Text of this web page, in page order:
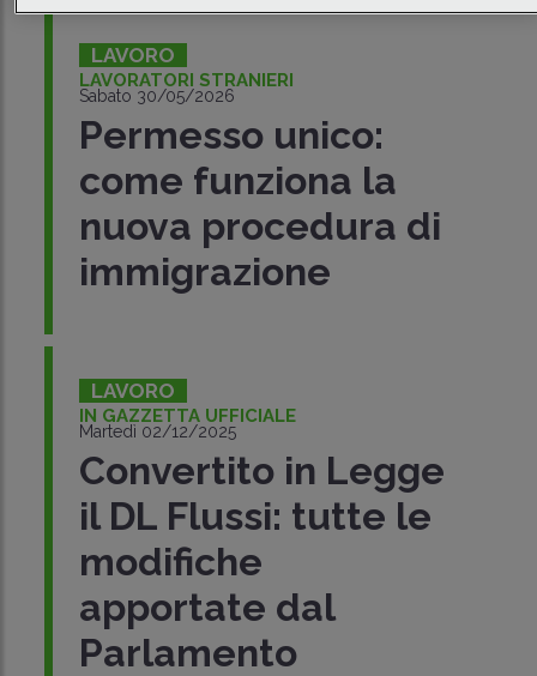
LAVORO
LAVORATORI STRANIERI
Sabato 30/05/2026
Permesso unico:
come funziona la
nuova procedura di
immigrazione
LAVORO
IN GAZZETTA UFFICIALE
Martedì 02/12/2025
Convertito in Legge
il DL Flussi: tutte le
modifiche
apportate dal
Parlamento